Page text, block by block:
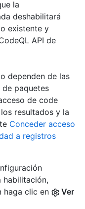
la
deshabilitará
existente y
API de
dependen de las
paquetes
de code
resultados y la
Conceder acceso
a registros
habilitación,
haga clic en
Ver